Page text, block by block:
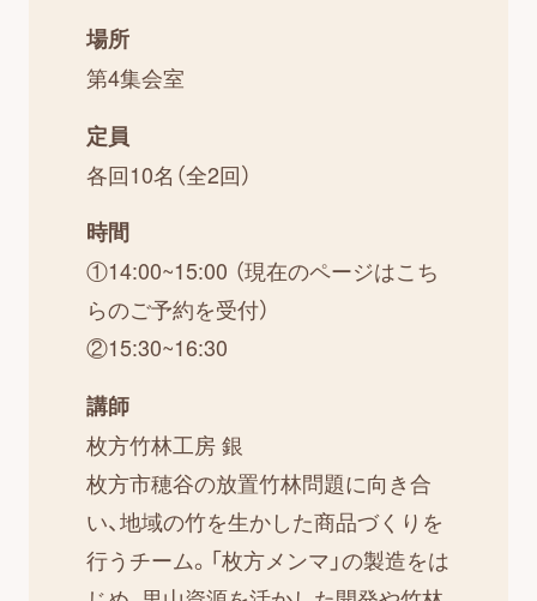
場所
第4集会室
定員
各回10名（全2回）
時間
①14:00~15:00 （現在のページはこち
らのご予約を受付）
②15:30~16:30
講師
枚方竹林工房 銀
枚方市穂谷の放置竹林問題に向き合
い、地域の竹を生かした商品づくりを
行うチーム。「枚方メンマ」の製造をは